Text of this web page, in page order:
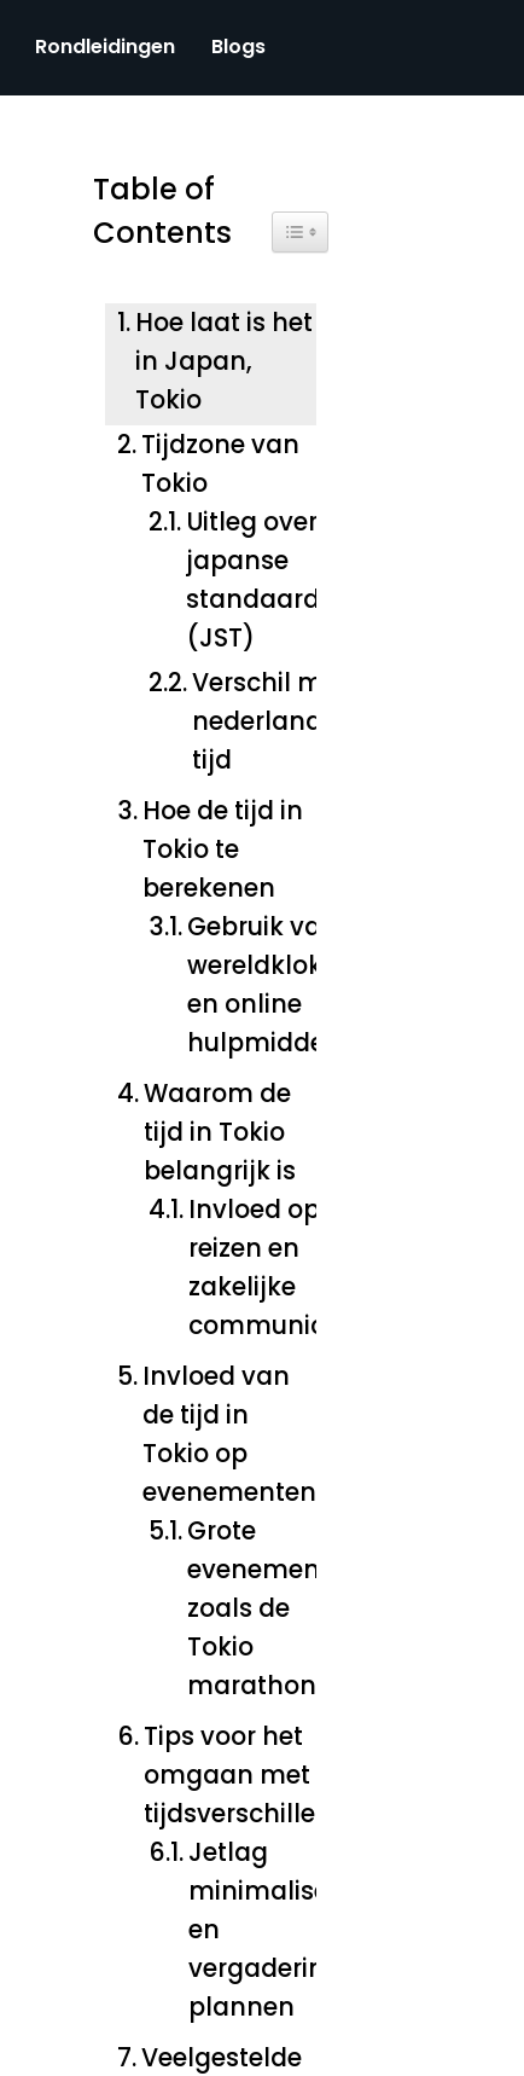
Rondleidingen Blogs
Table of
Contents
Toggle Table of Content
Hoe laat is het
in Japan,
Tokio
Tijdzone van
Tokio
Uitleg over de
japanse
standaardtijd
(JST)
Verschil met
nederlandse
tijd
Hoe de tijd in
Tokio te
berekenen
Gebruik van
wereldklokken
en online
hulpmiddelen
Waarom de
tijd in Tokio
belangrijk is
Invloed op
reizen en
zakelijke
communicatie
Invloed van
de tijd in
Tokio op
evenementen
Grote
evenementen
zoals de
Tokio
marathon
Tips voor het
omgaan met
tijdsverschillen
Jetlag
minimaliseren
en
vergaderingen
plannen
Veelgestelde